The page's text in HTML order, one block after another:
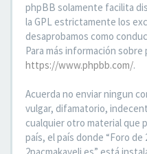
phpBB solamente facilita
la GPL estrictamente los
desaprobamos como
Para más información
https://www.phpbb.com/.
Acuerda no enviar ningun
vulgar, difamatorio,
cualquier otro material que
país, el país donde “Foro de